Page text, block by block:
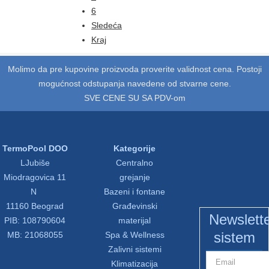
6
Sledeća
Kraj
Molimo da pre kupovine proizvoda proverite validnost cena. Postoji
mogućnost odstupanja navedene od stvarne cene.
SVE CENE SU SA PDV-om
TermoPool DOO
LJubiše
Miodragovica 11
N
11160 Beograd
PIB: 108790604
MB: 21068055
Kategorije
Centralno
grejanje
Bazeni i fontane
Građevinski
materijal
Spa & Wellness
Zalivni sistemi
Klimatizacija
sistem